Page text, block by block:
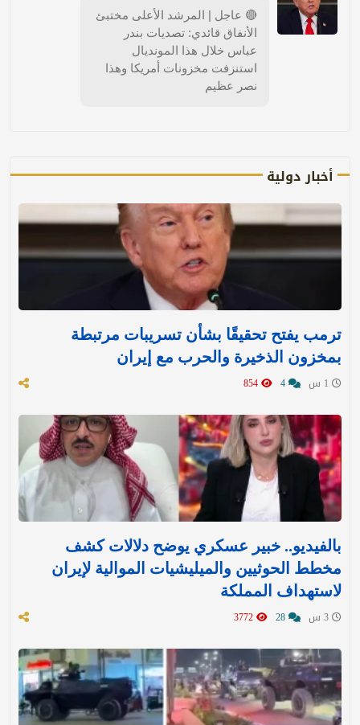
🔴 عاجل | المرشد الأعلى مختبئ
الأنفاق قائدي: تصديات بندر
عباس خلال هذا المونديال
استنزفت مخزونات أمريكا وهذا
نصر عظيم
أخبار دولية
ترمب يفتح تحقيقًا بشأن تسريبات مرتبطة
بمخزون الذخيرة والحرب مع إيران
بالفيديو.. خبير عسكري يوضح دلالات كشف
مخطط الحوثيين والميليشيات الموالية لإيران
لاستهداف المملكة